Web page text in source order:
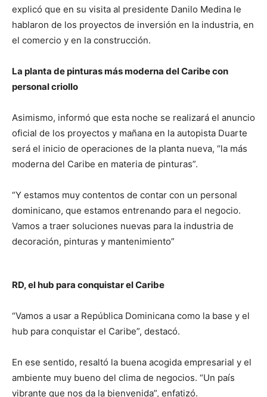
explicó que en su visita al presidente Danilo Medina le
hablaron de los proyectos de inversión en la industria, en
el comercio y en la construcción.
La planta de pinturas más moderna del Caribe con
personal criollo
Asimismo, informó que esta noche se realizará el anuncio
oficial de los proyectos y mañana en la autopista Duarte
será el inicio de operaciones de la planta nueva, “la más
moderna del Caribe en materia de pinturas”.
“Y estamos muy contentos de contar con un personal
dominicano, que estamos entrenando para el negocio.
Vamos a traer soluciones nuevas para la industria de
decoración, pinturas y mantenimiento”
RD, el hub para conquistar el Caribe
“Vamos a usar a República Dominicana como la base y el
hub para conquistar el Caribe”, destacó.
En ese sentido, resaltó la buena acogida empresarial y el
ambiente muy bueno del clima de negocios. “Un país
vibrante que nos da la bienvenida”, enfatizó.